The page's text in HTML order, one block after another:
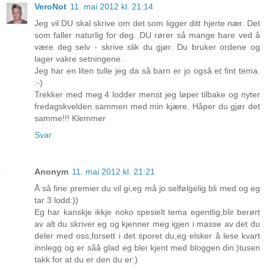
VeroNot 11. mai 2012 kl. 21:14
Jeg vil DU skal skrive om det som ligger ditt hjerte nær. Det
som faller naturlig for deg. DU rører så mange bare ved å
være deg selv - skrive slik du gjør. Du bruker ordene og
lager vakre setningene.
Jeg har en liten tulle jeg da så barn er jo også et fint tema.
:-)
Trekker med meg 4 lodder menst jeg løper tilbake og nyter
fredagskvelden sammen med min kjære. Håper du gjør det
samme!!! Klemmer
Svar
Anonym 11. mai 2012 kl. 21:21
Å så fine premier du vil gi,eg må jo selfølgelig bli med og eg
tar 3 lodd:))
Eg har kanskje ikkje noko spesielt tema egentlig,blir berørt
av alt du skriver eg og kjenner meg igjen i masse av det du
deler med oss,forsett i det sporet du,eg elsker å lese kvart
innlegg og er såå glad eg blei kjent med bloggen din:)tusen
takk for at du er den du er:)